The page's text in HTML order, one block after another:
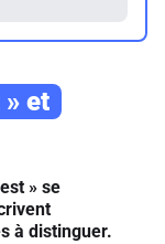
» et
» se
à distinguer.